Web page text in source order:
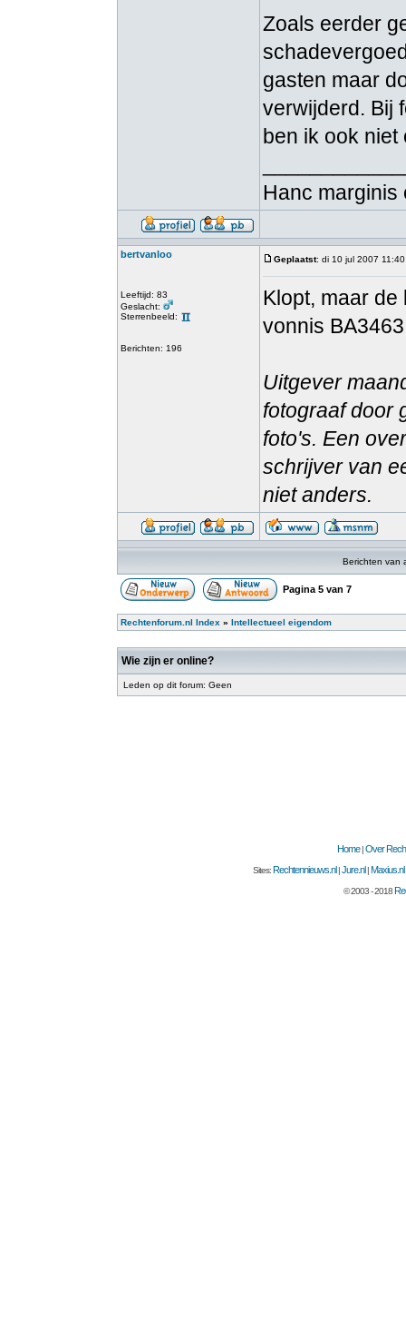
Zoals eerder
gasten maar
verwijderd. Bij
ben ik ook niet
Hanc marginis
bertvanloo
Leeftijd: 83
Geslacht:
Sterrenbeeld:
Berichten: 196
Geplaatst: di 10 jul 2007 11:40
Klopt, maar
vonnis
Uitgever
fotograaf door
foto's. Een
schrijver van
niet anders.
Berichten van
Pagina 5 van 7
Rechtenforum.nl Index » Intellectueel eigendom
Wie zijn er online?
Leden op dit forum: Geen
Home|Over
Sites:Rechtennieuws.nl |Jure.nl |Maxius.nl
© 2003 - 2018